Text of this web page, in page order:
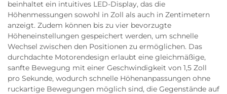
beinhaltet ein intuitives LED-Display, das die
Höhenmessungen sowohl in Zoll als auch in Zentimetern
anzeigt. Zudem können bis zu vier bevorzugte
Höheneinstellungen gespeichert werden, um schnelle
Wechsel zwischen den Positionen zu ermöglichen. Das
durchdachte Motorendesign erlaubt eine gleichmäßige,
sanfte Bewegung mit einer Geschwindigkeit von 1,5 Zoll
pro Sekunde, wodurch schnelle Höhenanpassungen ohne
ruckartige Bewegungen möglich sind, die Gegenstände auf